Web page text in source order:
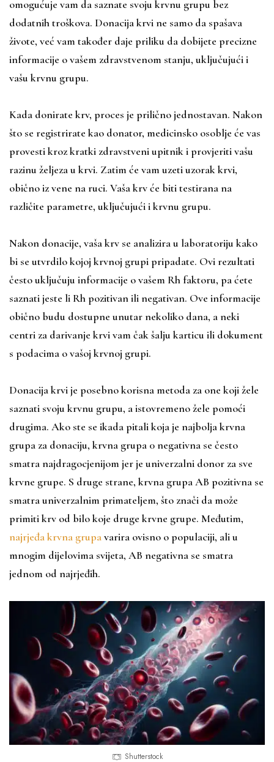
omogućuje vam da saznate svoju krvnu grupu bez
dodatnih troškova. Donacija krvi ne samo da spašava
živote, već vam također daje priliku da dobijete precizne
informacije o vašem zdravstvenom stanju, uključujući i
vašu krvnu grupu.
Kada donirate krv, proces je prilično jednostavan. Nakon
što se registrirate kao donator, medicinsko osoblje će vas
provesti kroz kratki zdravstveni upitnik i provjeriti vašu
razinu željeza u krvi. Zatim će vam uzeti uzorak krvi,
obično iz vene na ruci. Vaša krv će biti testirana na
različite parametre, uključujući i krvnu grupu.
Nakon donacije, vaša krv se analizira u laboratoriju kako
bi se utvrdilo kojoj krvnoj grupi pripadate. Ovi rezultati
često uključuju informacije o vašem Rh faktoru, pa ćete
saznati jeste li Rh pozitivan ili negativan. Ove informacije
obično budu dostupne unutar nekoliko dana, a neki
centri za darivanje krvi vam čak šalju karticu ili dokument
s podacima o vašoj krvnoj grupi.
Donacija krvi je posebno korisna metoda za one koji žele
saznati svoju krvnu grupu, a istovremeno žele pomoći
drugima. Ako ste se ikada pitali koja je najbolja krvna
grupa za donaciju, krvna grupa 0 negativna se često
smatra najdragocjenijom jer je univerzalni donor za sve
krvne grupe. S druge strane, krvna grupa AB pozitivna se
smatra univerzalnim primateljem, što znači da može
primiti krv od bilo koje druge krvne grupe. Međutim,
najrjeđa krvna grupavarira ovisno o populaciji, ali u
mnogim dijelovima svijeta, AB negativna se smatra
jednom od najrjeđih.
Shutterstock